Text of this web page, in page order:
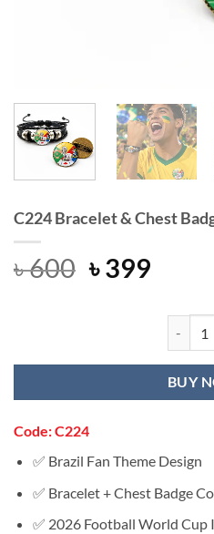
C224 Bracelet & Chest
৳600 Original
৳399
is:
৳
BUY
Code: C224
✅ Brazil Fan Theme Design
✅ Bracelet + Chest Badge
✅ 2026 Football World Cup